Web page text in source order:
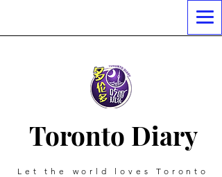
Toronto Diary
Let the world loves Toronto